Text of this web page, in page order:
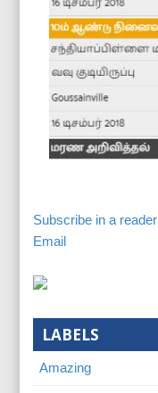
Subscribe in a reader
Email
LABELS
Amazing